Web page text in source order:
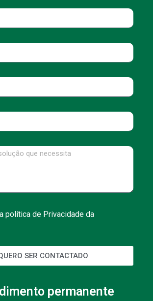
política de Privacidade da
SER CONTACTADO
permanente